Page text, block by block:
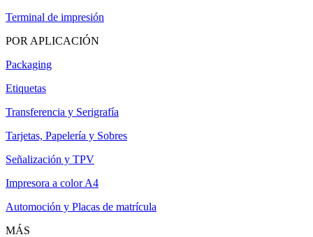
Terminal de impresión
POR APLICACIÓN
Packaging
Etiquetas
Transferencia y Serigrafía
Tarjetas, Papelería y Sobres
Señalización y TPV
Impresora a color A4
Automoción y Placas de matrícula
MÁS